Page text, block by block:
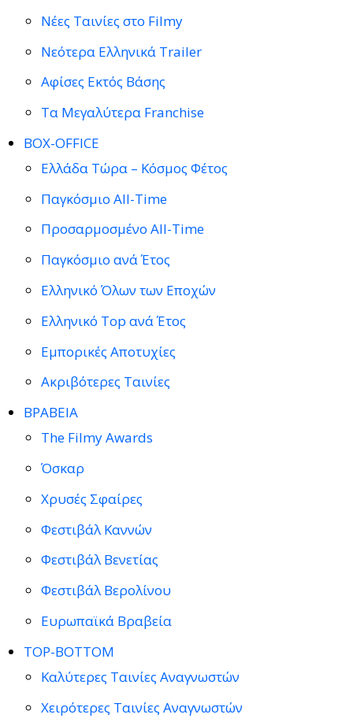
Νέες Ταινίες στο Filmy
Νεότερα Ελληνικά Trailer
Αφίσες Εκτός Βάσης
Τα Μεγαλύτερα Franchise
BOX-OFFICE
Ελλάδα Τώρα – Κόσμος Φέτος
Παγκόσμιο All-Time
Προσαρμοσμένο All-Time
Παγκόσμιο ανά Έτος
Ελληνικό Όλων των Εποχών
Ελληνικό Top ανά Έτος
Εμπορικές Αποτυχίες
Ακριβότερες Ταινίες
ΒΡΑΒΕΙΑ
The Filmy Awards
Όσκαρ
Χρυσές Σφαίρες
Φεστιβάλ Καννών
Φεστιβάλ Βενετίας
Φεστιβάλ Βερολίνου
Ευρωπαϊκά Βραβεία
TOP-BOTTOM
Καλύτερες Ταινίες Αναγνωστών
Χειρότερες Ταινίες Αναγνωστών